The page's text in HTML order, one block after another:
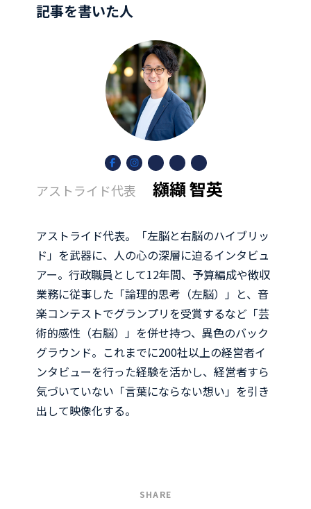
記事を書いた人
ア
イ
コ
ン
ク
ア
イ
コ
ン
ア
イ
コ
ン
ア
イ
コ
ン
ク
ア
イ
コ
ン
ク
アストライド代表 纐纈 智英
アストライド代表。「左脳と右脳のハイブリッ
ド」を武器に、人の心の深層に迫るインタビュ
アー。行政職員として12年間、予算編成や徴収
業務に従事した「論理的思考（左脳）」と、音
楽コンテストでグランプリを受賞するなど「芸
術的感性（右脳）」を併せ持つ、異色のバック
グラウンド。これまでに200社以上の経営者イ
ンタビューを行った経験を活かし、経営者すら
気づいていない「言葉にならない想い」を引き
出して映像化する。
SHARE